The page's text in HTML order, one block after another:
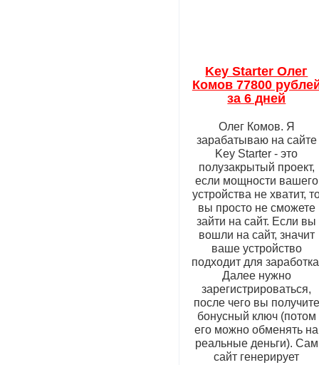
Key Starter Олег
Комов 77800
за 6 дней
Олег Комов. Я
зарабатываю на сайте
Key Starter - это
полузакрытый проект,
если мощности вашего
устройства не хватит,
вы просто не сможете
зайти на сайт. Если вы
вошли на сайт, значит
ваше устройство
подходит для
Далее нужно
зарегистрироваться,
после чего вы получите
бонусный ключ (потом
его можно обменять на
реальные деньги). Сам
сайт генерирует